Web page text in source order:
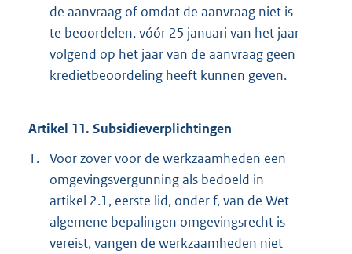
de aanvraag of omdat de aanvraag niet is
te beoordelen, vóór 25 januari van het jaar
volgend op het jaar van de aanvraag geen
kredietbeoordeling heeft kunnen geven.
Artikel 11. Subsidieverplichtingen
1. Voor zover voor de werkzaamheden een
omgevingsvergunning als bedoeld in
artikel 2.1, eerste lid, onder f, van de Wet
algemene bepalingen omgevingsrecht is
vereist, vangen de werkzaamheden niet